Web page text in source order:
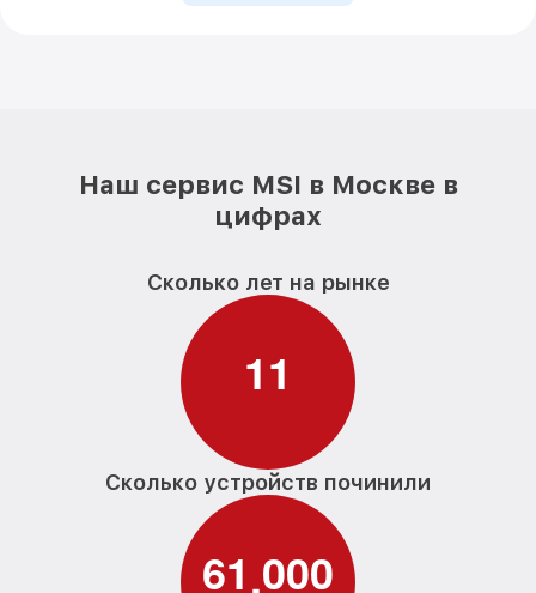
Наш сервис MSI в Москве в
цифрах
Сколько лет на рынке
11
Сколько устройств починили
61,000